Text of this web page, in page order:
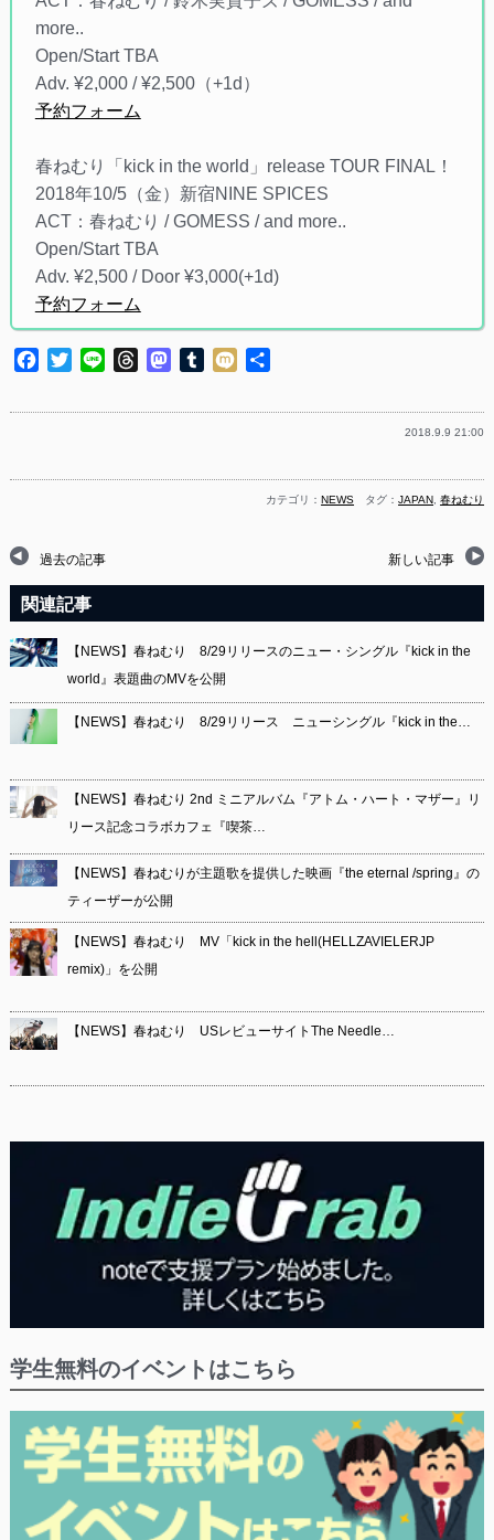
more..
Open/Start TBA
Adv. ¥2,000 / ¥2,500（+1d）
予約フォーム
春ねむり「kick in the world」release TOUR FINAL！
2018年10/5（金）新宿NINE SPICES
ACT：春ねむり / GOMESS / and more..
Open/Start TBA
Adv. ¥2,500 / Door ¥3,000(+1d)
予約フォーム
Facebook
TwitterLine ThreadsMastodon
Tumblr
Mixi
2018.9.9 21:00
カテゴリ：NEWS タグ：JAPAN ,春ねむり
過去の記事 新しい記事
関連記事
【NEWS】春ねむり 8/29リリースのニュー・シングル『kick in the
world』表題曲のMVを公開
【NEWS】春ねむり 8/29リリース ニューシングル『kick in the…
【NEWS】春ねむり 2nd ミニアルバム『アトム・ハート・マザー』リ
リース記念コラボカフェ『喫茶…
【NEWS】春ねむりが主題歌を提供した映画『the eternal /spring』の
ティーザーが公開
【NEWS】春ねむり MV「kick in the hell(HELLZAVIELERJP
remix)」を公開
【NEWS】春ねむり USレビューサイトThe Needle…
学生無料のイベントはこちら